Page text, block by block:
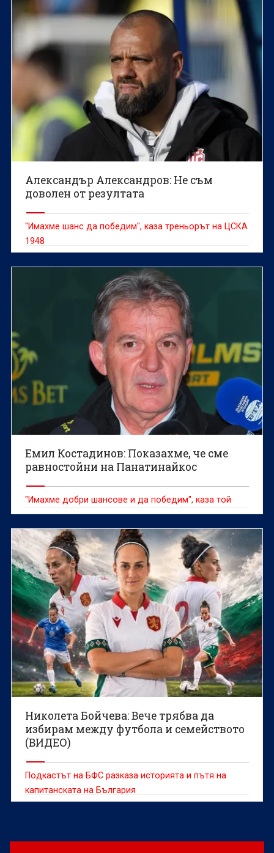
Александър Александров: Не съм
доволен от резултата
"Имахме шанс да победим", каза треньорът на ЦСКА
1948
Емил Костадинов: Показахме, че сме
равностойни на Панатинайкос
"Имахме добри шансове и да победим", каза той
Николета Бойчева: Вече трябва да
избирам между футбола и семейството
(ВИДЕО)
Подкастът на БФС разказа историята и пътя на
капитанската на България